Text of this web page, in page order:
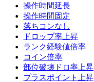
操作時間延長
操作時間固定
落ちコンなし
ドロップ率上昇
ランク経験値倍率
コイン倍率
部位破壊ドロ率上昇
プラスポイント上昇